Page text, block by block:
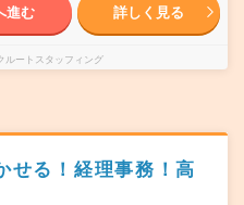
進む 詳しく見る
ルートスタッフィング
せる！経理事務！高